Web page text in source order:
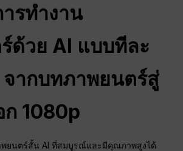
รทำงาน
ด้วย AI แบบทีละ
ากบทภาพยนตร์สู่
ก 1080p
ยนตร์สั้น AI ที่สมบูรณ์และมีคุณภาพสูงได้